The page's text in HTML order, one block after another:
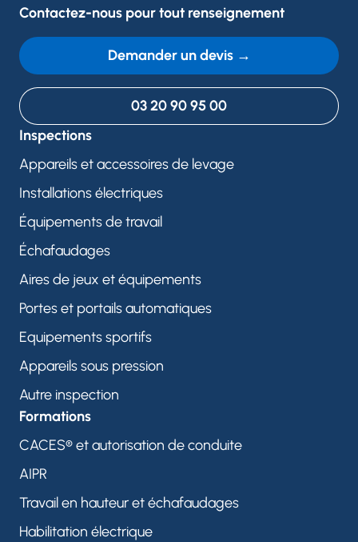
Contactez-nous pour tout renseignement
Demander un devis →
03 20 90 95 00
Inspections
Appareils et accessoires de levage
Installations électriques
Équipements de travail
Échafaudages
Aires de jeux et équipements
Portes et portails automatiques
Equipements sportifs
Appareils sous pression
Autre inspection
Formations
CACES® et autorisation de conduite
AIPR
Travail en hauteur et échafaudages
Habilitation électrique
Réserver
votre accord, vous adresser ses offres. Pour en savoir plus, consultez
notre politique de confidentialité.